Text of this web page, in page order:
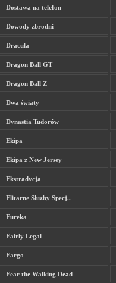
Dostawa na telefon
Dowody zbrodni
Dracula
Dragon Ball GT
Dragon Ball Z
Dwa światy
Dynastia Tudorów
Ekipa
Ekipa z New Jersey
Ekstradycja
Elitarne Sluzby Specj..
Eureka
Fairly Legal
Fargo
Fear the Walking Dead